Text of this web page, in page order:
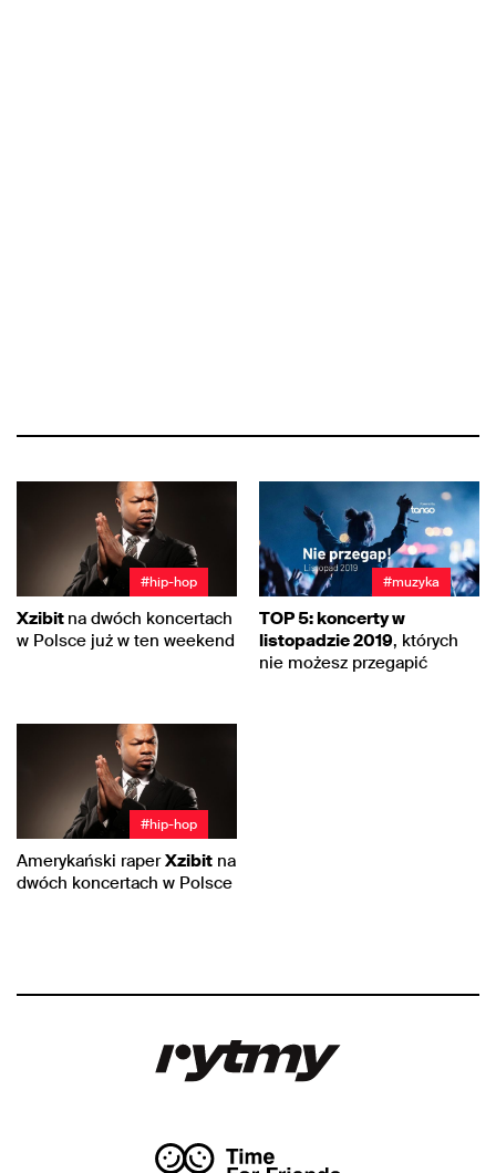
#hip-hop
Xzibit na dwóch koncertach
w Polsce już w ten weekend
#muzyka
TOP 5: koncerty w
listopadzie 2019, których
nie możesz przegapić
#hip-hop
Amerykański raperXzibit na
dwóch koncertach w Polsce